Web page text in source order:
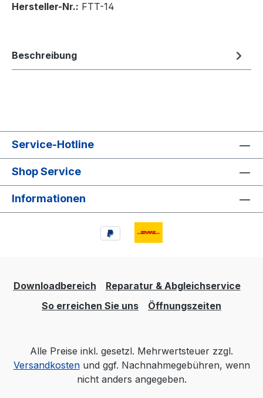
Hersteller-Nr.: FTT-14
Beschreibung
Service-Hotline
Shop Service
Informationen
Downloadbereich
Reparatur & Abgleichservice
So erreichen Sie uns
Öffnungszeiten
Alle Preise inkl. gesetzl. Mehrwertsteuer zzgl.
Versandkostenund ggf. Nachnahmegebühren, wenn
nicht anders angegeben.